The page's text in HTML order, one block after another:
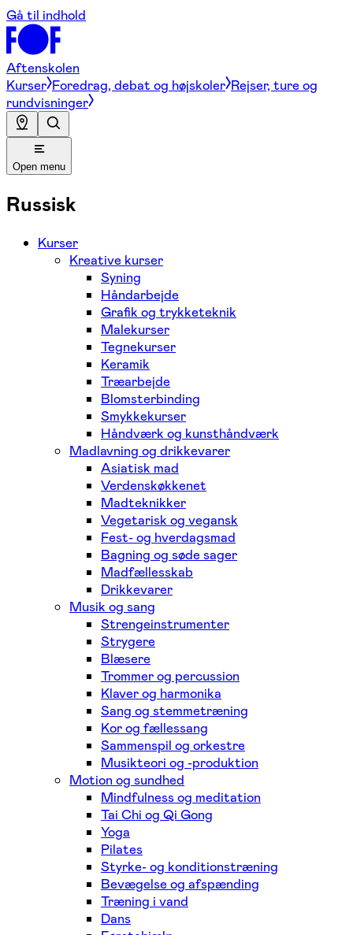
Gå til indhold
Aftenskolen
Kurser Foredrag, debat og højskoler Rejser, ture og
rundvisninger
Open menu
Russisk
Kurser
Kreative kurser
Syning
Håndarbejde
Grafik og trykketeknik
Malekurser
Tegnekurser
Keramik
Træarbejde
Blomsterbinding
Smykkekurser
Håndværk og kunsthåndværk
Madlavning og drikkevarer
Asiatisk mad
Verdenskøkkenet
Madteknikker
Vegetarisk og vegansk
Fest- og hverdagsmad
Bagning og søde sager
Madfællesskab
Drikkevarer
Musik og sang
Strengeinstrumenter
Strygere
Blæsere
Trommer og percussion
Klaver og harmonika
Sang og stemmetræning
Kor og fællessang
Sammenspil og orkestre
Musikteori og -produktion
Motion og sundhed
Mindfulness og meditation
Tai Chi og Qi Gong
Yoga
Pilates
Styrke- og konditionstræning
Bevægelse og afspænding
Træning i vand
Dans